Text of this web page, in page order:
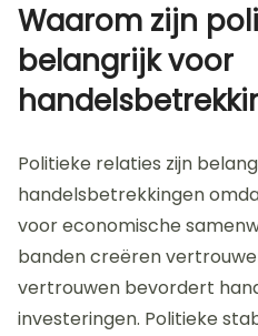
Waarom zijn
belangrijk voor
Politieke relaties zijn
handelsbetrekkingen
voor economische
banden creëren
vertrouwen bevordert
investeringen. Politieke